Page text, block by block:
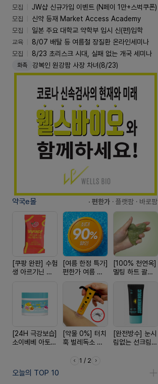
모집
JW샵 신규가입 이벤트 (N페이 1만+스벅쿠폰)
모집
신약 등재 Market Access Academy
모집
일본 주요 대학교 약학부 입시 신(편)입학
교육
8/07 배탈 등 여름철 장질환 온라인세미나
모집
8/23 초리스크 시대, 실패 없는 개국 세미나
화촉 강복인 원강팜 사장 차녀(8/23)
약국e몰 · 편한가 · 플랫팜 · 바로팜
[쿠팡 완판] 수험
생 아르기닌 에
[여름 한정 특가]
편한가 여름 쿨
템 싹쓰리)
[100% 천연옥]
멜팅 하트 괄사
[24H 극강보습]
소이베베 아토
[약물 0%] 터치
훅 벌레독소 흡
[완전방수] 눈시
림없는 선크림
1 / 2
오늘의 TOP 10